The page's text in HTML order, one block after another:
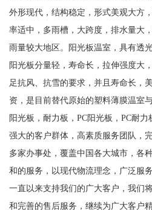
外形现代，结构稳定，形式美观大方
率适中，多雨槽，大跨度，排水量大
雨量较大地区。阳光板温室，具有透
阳光板分量轻，寿命长，拉伸强度大
足抗风、抗雪的要求，并且寿命长，
资，是目前替代原始的塑料薄膜温室
阳光板，耐力板，PC阳光板，PC耐
强大的客户群体，高素质服务团队，
多家办事处，覆盖中国各大城市，各
和的服务，以现代物流理念，广泛服
一直以来支持我们的广大客户，我们
和完善的售后服务，继续为广大客户